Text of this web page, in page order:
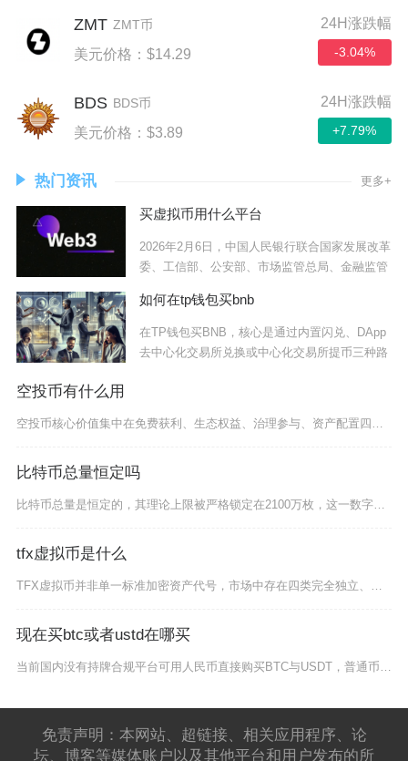
ZMT ZMT币
美元价格：$14.29
24H涨跌幅
-3.04%
BDS BDS币
美元价格：$3.89
24H涨跌幅
+7.79%
热门资讯 更多+
买虚拟币用什么平台
2026年2月6日，中国人民银行联合国家发展改革
委、工信部、公安部、市场监管总局、金融监管
如何在tp钱包买bnb
在TP钱包买BNB，核心是通过内置闪兑、DApp
去中心化交易所兑换或中心化交易所提币三种路
空投币有什么用
空投币核心价值集中在免费获利、生态权益、治理参与、资产配置四大维度，既是项目方冷启动的核心
比特币总量恒定吗
比特币总量是恒定的，其理论上限被严格锁定在2100万枚，这一数字由底层代码与数学算法双重保
tfx虚拟币是什么
TFX虚拟币并非单一标准加密资产代号，市场中存在四类完全独立、无关联的TFX代币，分别对应
现在买btc或者ustd在哪买
当前国内没有持牌合规平台可用人民币直接购买BTC与USDT，普通币圈用户最主流、实操性最强
免责声明：本网站、超链接、相关应用程序、论
坛、博客等媒体账户以及其他平台和用户发布的所